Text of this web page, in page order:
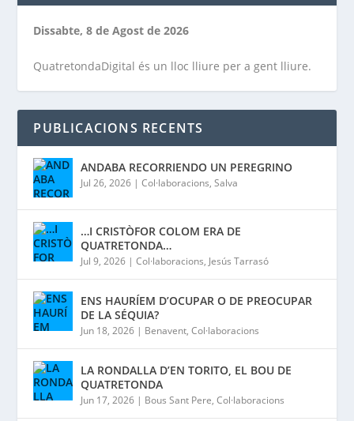
Dissabte, 8 de Agost de 2026
QuatretondaDigital és un lloc lliure per a gent lliure.
PUBLICACIONS RECENTS
ANDABA RECORRIENDO UN PEREGRINO
Jul 26, 2026 |Col·laboracions,Salva
…I CRISTÒFOR COLOM ERA DE
QUATRETONDA…
Jul 9, 2026 |Col·laboracions, Jesús Tarrasó
ENS HAURÍEM D’OCUPAR O DE PREOCUPAR
DE LA SÉQUIA?
Jun 18, 2026 | Benavent,Col·laboracions
LA RONDALLA D’EN TORITO, EL BOU DE
QUATRETONDA
Jun 17, 2026 | Bous Sant Pere,Col·laboracions